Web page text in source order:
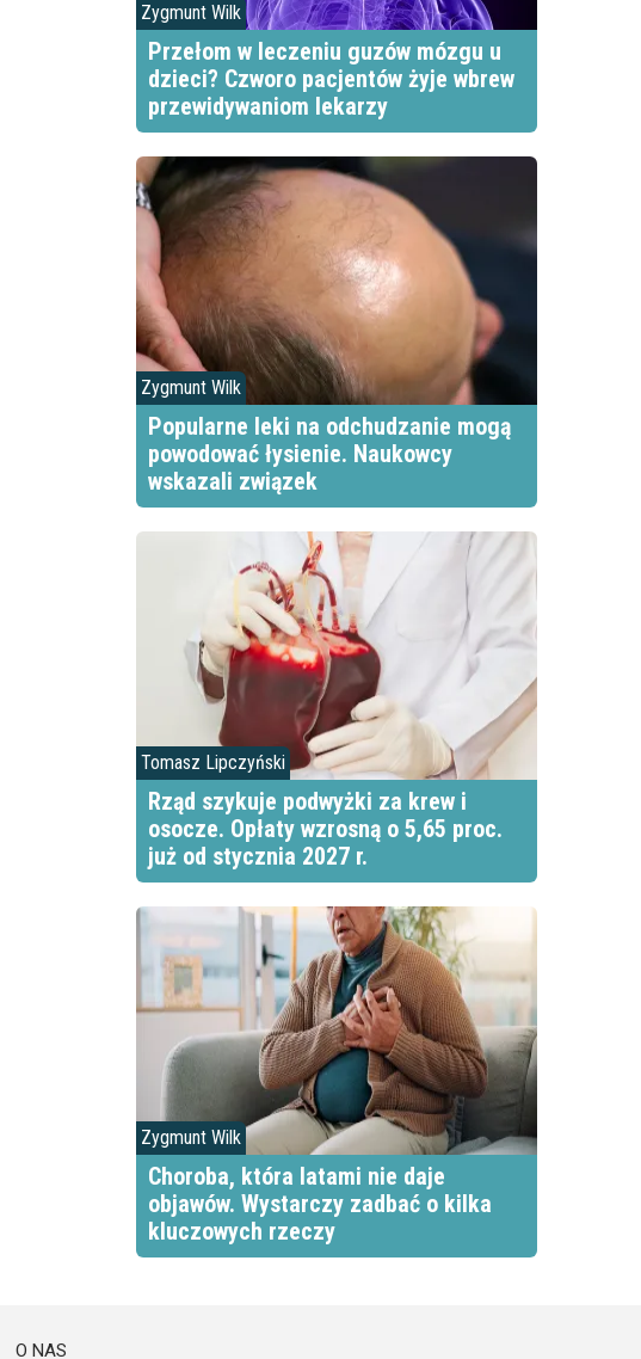
Zygmunt Wilk
Przełom w leczeniu guzów mózgu u
dzieci? Czworo pacjentów żyje wbrew
przewidywaniom lekarzy
Zygmunt Wilk
Popularne leki na odchudzanie mogą
powodować łysienie. Naukowcy
wskazali związek
Tomasz Lipczyński
Rząd szykuje podwyżki za krew i
osocze. Opłaty wzrosną o 5,65 proc.
już od stycznia 2027 r.
Zygmunt Wilk
Choroba, która latami nie daje
objawów. Wystarczy zadbać o kilka
kluczowych rzeczy
O NAS